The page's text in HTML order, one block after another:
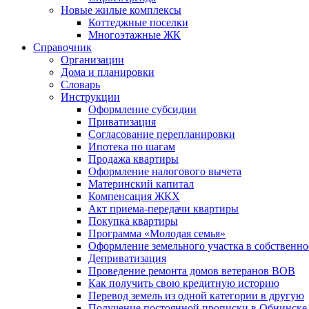
Новые жилые комплексы
Коттеджные поселки
Многоэтажные ЖК
Справочник
Организации
Дома и планировки
Словарь
Инструкции
Оформление субсидии
Приватизация
Согласование перепланировки
Ипотека по шагам
Продажа квартиры
Оформление налогового вычета
Материнский капитал
Компенсация ЖКХ
Акт приема-передачи квартиры
Покупка квартиры
Программа «Молодая семья»
Оформление земельного участка в
Деприватизация
Проведение ремонта домов ветеранов ВОВ
Как получить свою кредитную историю
Перевод земель из одной категории в другую